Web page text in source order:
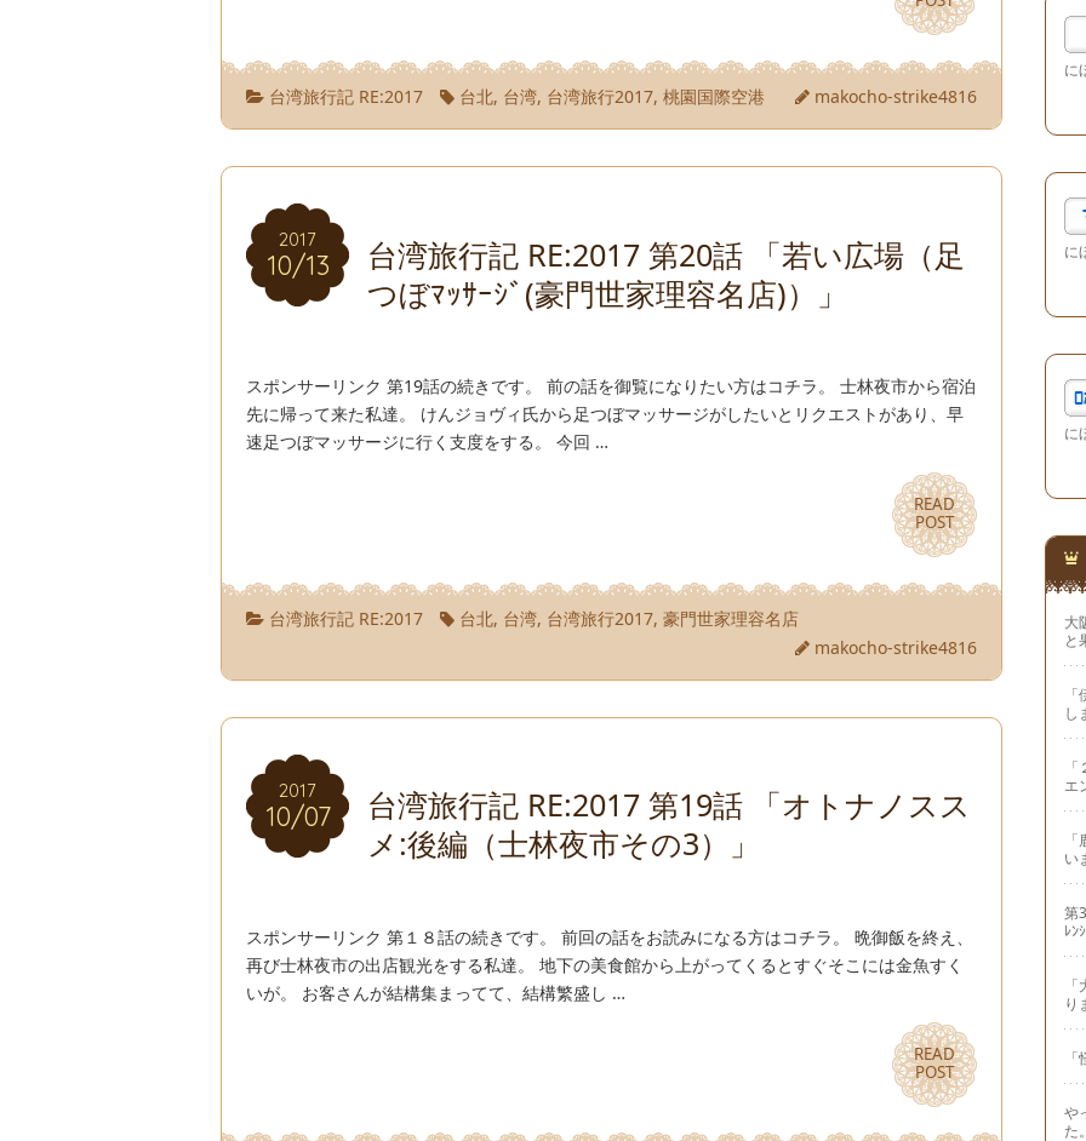
台湾旅行記 RE:2017 台北, 台湾, 台湾旅行2017,桃園国際空港 makocho-strike4816
2017
10/13
2017
10/13
台湾旅行記 RE:2017 第20話 「若い広場（足
つぼﾏｯｻｰｼﾞ(豪門世家理容名店)）」
スポンサーリンク 第19話の続きです。 前の話を御覧になりたい方はコチラ。 士林夜市から宿泊
先に帰って来た私達。 けんジョヴィ氏から足つぼマッサージがしたいとリクエストがあり、早
速足つぼマッサージに行く支度をする。 今回 …
READ
POST
READ
POST
台湾旅行記 RE:2017 台北, 台湾, 台湾旅行2017,豪門世家理容名店
makocho-strike4816
2017
10/07
2017
10/07
台湾旅行記 RE:2017 第19話 「オトナノスス
メ:後編（士林夜市その3）」
スポンサーリンク 第１８話の続きです。 前回の話をお読みになる方はコチラ。 晩御飯を終え、
再び士林夜市の出店観光をする私達。 地下の美食館から上がってくるとすぐそこには金魚すく
いが。 お客さんが結構集まってて、結構繁盛し …
READ
POST
READ
POST
に
に
に
大
と
し
エ
い
第
ﾚﾝ
り
や
た。